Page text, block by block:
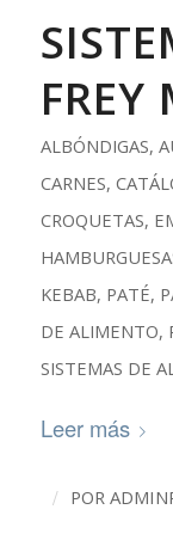
FREY
ALBÓNDIGAS,
CARNES,
CROQUETAS,
KEBAB, PATÉ,
DE ALIMENTO,
SISTEMAS DE
Leer más
/ POR